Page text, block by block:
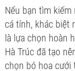
Nếu bạn tìm
cá tính, khác biệt
là lựa chọn hoàn
Hà Trúc đã tạo
chọn bó hoa cưới